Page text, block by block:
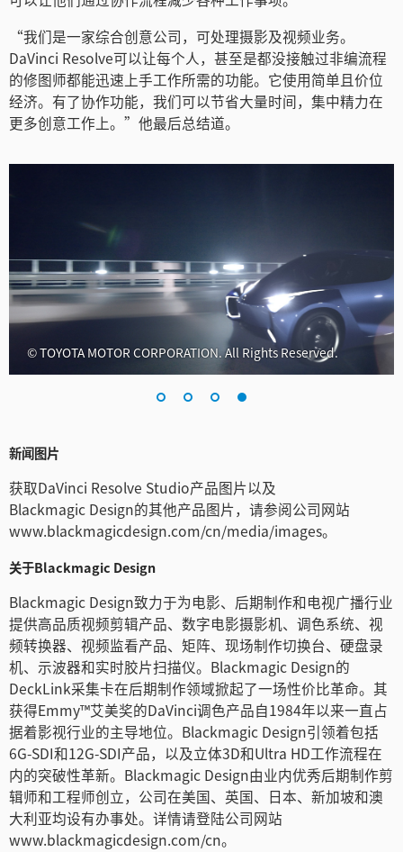
“我们是一家综合创意公司，可处理摄影及视频业务。
DaVinci Resolve可以让每个人，甚至是都没接触过非编流程
的修图师都能迅速上手工作所需的功能。它使用简单且价位
经济。有了协作功能，我们可以节省大量时间，集中精力在
更多创意工作上。”他最后总结道。
© TOYOTA MOTOR CORPORATION. All Rights Reserved.
新闻图片
获取DaVinci Resolve Studio产品图片以及
Blackmagic Design的其他产品图片，请参阅公司网站
www.blackmagicdesign.com/cn/media/images。
关于Blackmagic Design
Blackmagic Design致力于为电影、后期制作和电视广播行业
提供高品质视频剪辑产品、数字电影摄影机、调色系统、视
频转换器、视频监看产品、矩阵、现场制作切换台、硬盘录
机、示波器和实时胶片扫描仪。Blackmagic Design的
DeckLink采集卡在后期制作领域掀起了一场性价比革命。其
获得Emmy™艾美奖的DaVinci调色产品自1984年以来一直占
据着影视行业的主导地位。Blackmagic Design引领着包括
6G-SDI和12G-SDI产品，以及立体3D和Ultra HD工作流程在
内的突破性革新。Blackmagic Design由业内优秀后期制作剪
辑师和工程师创立，公司在美国、英国、日本、新加坡和澳
大利亚均设有办事处。详情请登陆公司网站
www.blackmagicdesign.com/cn。